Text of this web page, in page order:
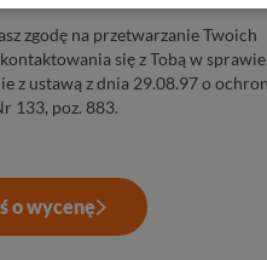
zgodę na przetwarzanie Twoich
się z Tobą w sprawie
z ustawą z dnia 29.08.97 o
133, poz. 883.
o wycenę